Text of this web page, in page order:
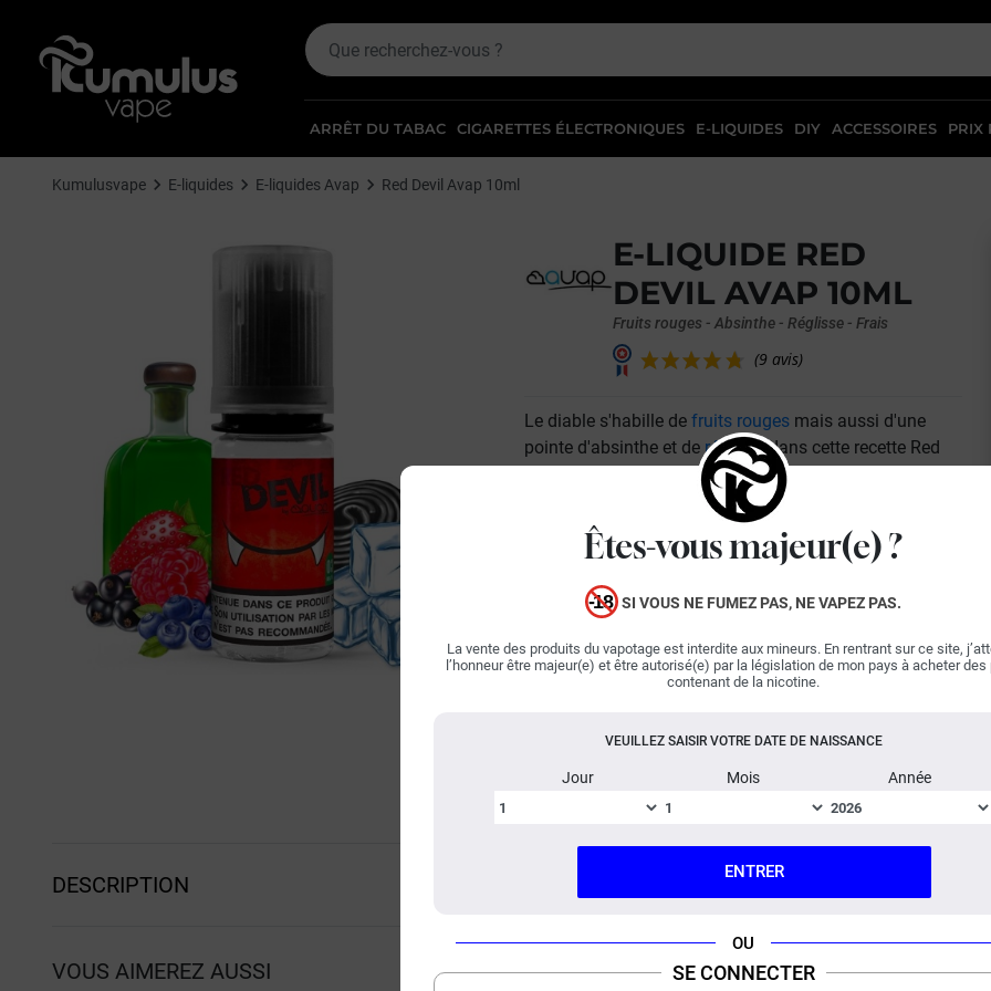
Êtes-vous majeur(e) ?
SI VOUS NE FUMEZ PAS, NE VAPEZ PAS.
La vente des produits du vapotage est interdite aux mineurs. En rentrant sur ce site,
l’honneur être majeur(e) et être autorisé(e) par la législation de mon pays à acheter des
contenant de la nicotine.
VEUILLEZ SAISIR VOTRE DATE DE NAISSANCE
Jour Mois Année
ENTRER
OU
SE CONNECTER
ARRÊT DU TABAC CIGARETTES ÉLECTRONIQUES E-LIQUIDES DIY ACCESSOIRES PRIX
Kumulusvape E-liquides E-liquides Avap Red Devil Avap 10ml
E-LIQUIDE RED
DEVIL AVAP 10ML
(9 avis)
Fruits rouges - Absinthe - Réglisse - Frais
Le diable s'habille de fruits rougesmais aussi d'une
pointe d'absinthe et de réglissedans cette recette Red
Devil imaginée par la marque française
pour tous les e-liquides de la gamme, une petite note de
fraîcheur a été ajoutée. Aurez-vous l'audace de goûter à
ce mélange maléfique ?
Fabriqué en France ; Dosage PG/VG : 50% / 50%.
DESCRIPTION FICHE TECHNIQUE QUESTION / RÉPONSE
DESCRIPTION
VOUS AIMEREZ AUSSI